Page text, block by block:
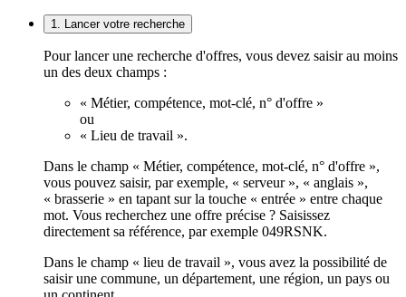
1. Lancer votre recherche
Pour lancer une recherche d'offres, vous devez saisir au moins
un des deux champs :
« Métier, compétence, mot-clé, n° d'offre »
ou
« Lieu de travail ».
Dans le champ « Métier, compétence, mot-clé, n° d'offre »,
vous pouvez saisir, par exemple, « serveur », « anglais »,
« brasserie » en tapant sur la touche « entrée » entre chaque
mot. Vous recherchez une offre précise ? Saisissez
directement sa référence, par exemple 049RSNK.
Dans le champ « lieu de travail », vous avez la possibilité de
saisir une commune, un département, une région, un pays ou